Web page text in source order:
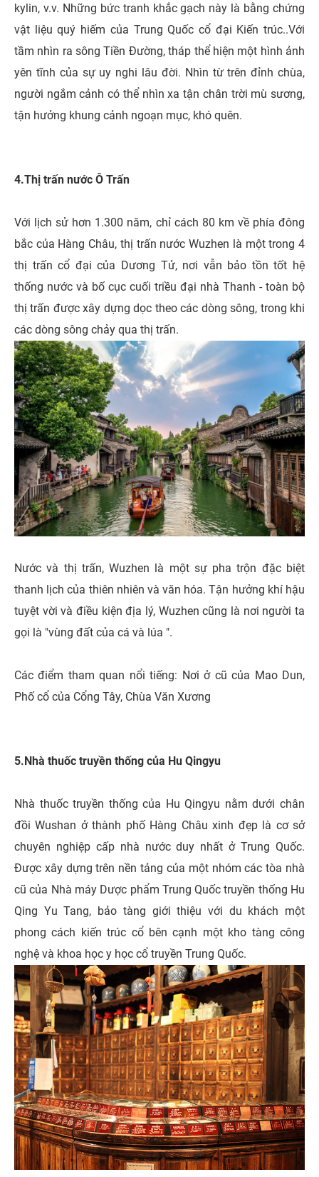
kylin, v.v. Những bức tranh khắc gạch này là bằng chứng
vật liệu quý hiếm của Trung Quốc cổ đại Kiến trúc..Với
tầm nhìn ra sông Tiền Đường, tháp thể hiện một hình ảnh
yên tĩnh của sự uy nghi lâu đời. Nhìn từ trên đỉnh chùa,
người ngắm cảnh có thể nhìn xa tận chân trời mù sương,
tận hưởng khung cảnh ngoạn mục, khó quên.
4.Thị trấn nước Ô Trấn
Với lịch sử hơn 1.300 năm, chỉ cách 80 km về phía đông
bắc của Hàng Châu, thị trấn nước Wuzhen là một trong 4
thị trấn cổ đại của Dương Tử, nơi vẫn bảo tồn tốt hệ
thống nước và bố cục cuối triều đại nhà Thanh - toàn bộ
thị trấn được xây dựng dọc theo các dòng sông, trong khi
các dòng sông chảy qua thị trấn.
Nước và thị trấn, Wuzhen là một sự pha trộn đặc biệt
thanh lịch của thiên nhiên và văn hóa. Tận hưởng khí hậu
tuyệt vời và điều kiện địa lý, Wuzhen cũng là nơi người ta
gọi là "vùng đất của cá và lúa ".
Các điểm tham quan nổi tiếng: Nơi ở cũ của Mao Dun,
Phố cổ của Cổng Tây, Chùa Văn Xương
5.Nhà thuốc truyền thống của Hu Qingyu
Nhà thuốc truyền thống của Hu Qingyu nằm dưới chân
đồi Wushan ở thành phố Hàng Châu xinh đẹp là cơ sở
chuyên nghiệp cấp nhà nước duy nhất ở Trung Quốc.
Được xây dựng trên nền tảng của một nhóm các tòa nhà
cũ của Nhà máy Dược phẩm Trung Quốc truyền thống Hu
Qing Yu Tang, bảo tàng giới thiệu với du khách một
phong cách kiến trúc cổ bên cạnh một kho tàng công
nghệ và khoa học y học cổ truyền Trung Quốc.